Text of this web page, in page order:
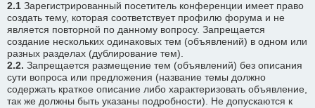
2.1 Зарегистрированный посетитель конференции имеет право
создать тему, которая соответствует профилю форума и не
является повторной по данному вопросу. Запрещается
создание нескольких одинаковых тем (объявлений) в одном или
разных разделах (дублирование тем).
2.2. Запрещается размещение тем (объявлений) без описания
сути вопроса или предложения (название темы должно
содержать краткое описание либо характеризовать объявление,
так же должны быть указаны подробности). Не допускаются к